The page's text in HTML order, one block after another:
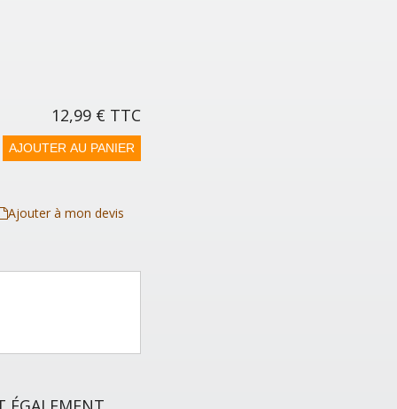
12,99 € TTC
AJOUTER AU PANIER
Ajouter à mon devis